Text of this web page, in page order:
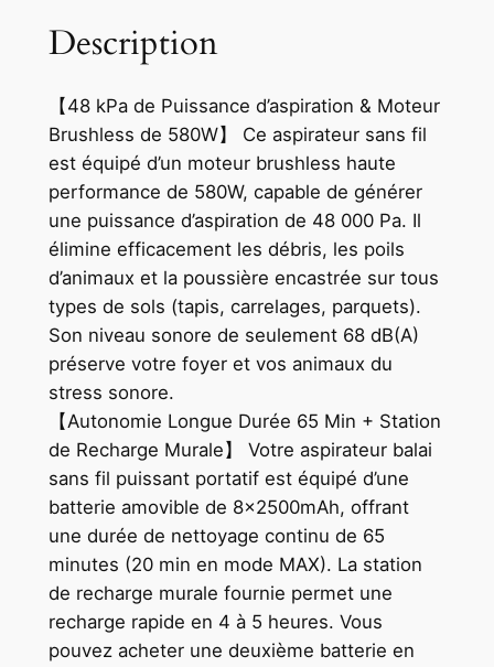
Description
【48 kPa de Puissance d’aspiration & Moteur
Brushless de 580W】 Ce aspirateur sans fil
est équipé d’un moteur brushless haute
performance de 580W, capable de générer
une puissance d’aspiration de 48 000 Pa. Il
élimine efficacement les débris, les poils
d’animaux et la poussière encastrée sur tous
types de sols (tapis, carrelages, parquets).
Son niveau sonore de seulement 68 dB(A)
préserve votre foyer et vos animaux du
stress sonore.
【Autonomie Longue Durée 65 Min + Station
de Recharge Murale】 Votre aspirateur balai
sans fil puissant portatif est équipé d’une
batterie amovible de 8x2500mAh, offrant
une durée de nettoyage continu de 65
minutes (20 min en mode MAX). La station
de recharge murale fournie permet une
recharge rapide en 4 à 5 heures. Vous
pouvez acheter une deuxième batterie en